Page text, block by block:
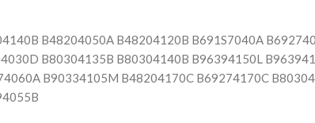
B48204050A B48204120B B691S7040A
B80304135B B80304140B B96394150L
B90334105M B48204170C B69274170C